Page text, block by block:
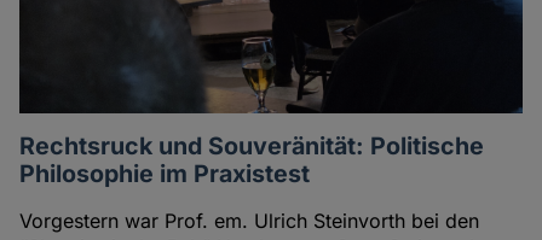
Rechtsruck und Souveränität: Politische
Philosophie im Praxistest
Vorgestern war Prof. em. Ulrich Steinvorth bei den